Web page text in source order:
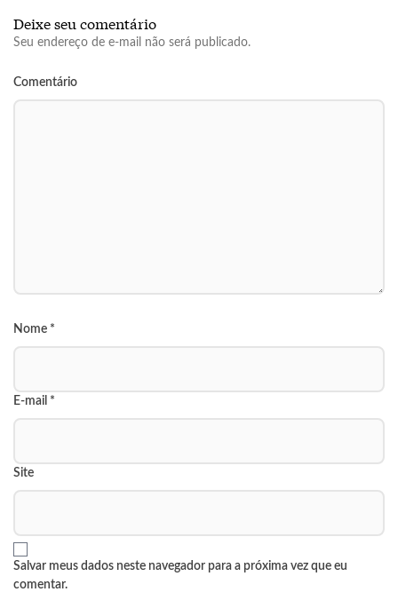
Deixe seu comentário
Seu endereço de e-mail não será publicado.
Comentário
Nome *
E-mail *
Site
Salvar meus dados neste navegador para a próxima vez que eu
comentar.